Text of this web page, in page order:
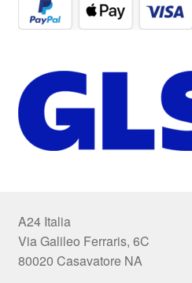
A24 Italia
Via Galileo Ferraris, 6C
80020 Casavatore NA